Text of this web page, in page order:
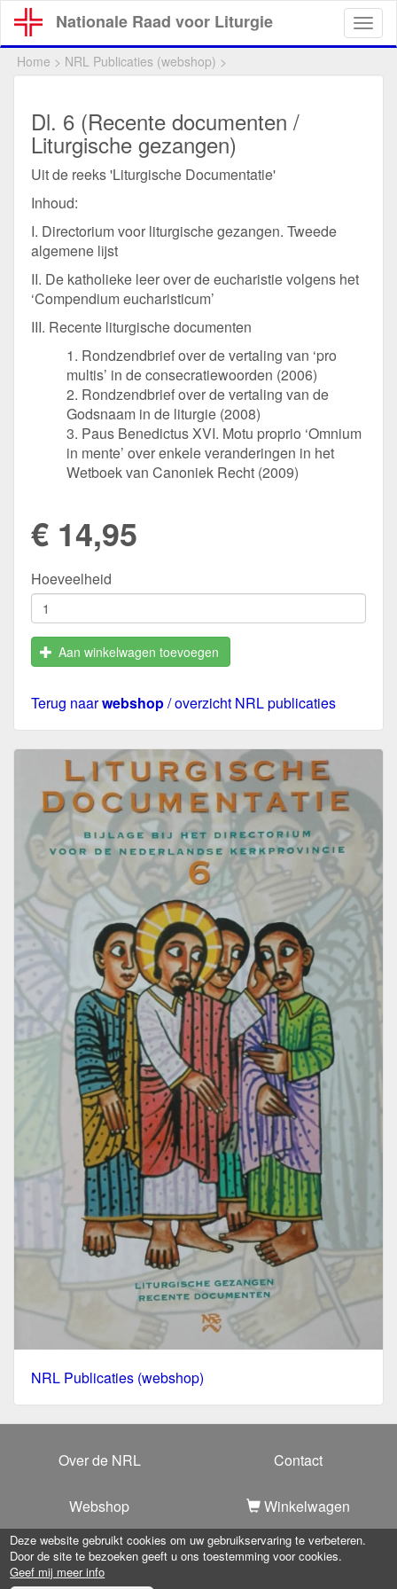
Overslaan
en
naar
Nationale Raad voor Liturgie
Home > NRL Publicaties (webshop) >
Dl. 6 (Recente documenten /
Liturgische gezangen)
Uit de reeks 'Liturgische Documentatie'
Inhoud:
I. Directorium voor liturgische gezangen. Tweede
algemene lijst
II. De katholieke leer over de eucharistie volgens het
‘Compendium eucharisticum’
III. Recente liturgische documenten
1. Rondzendbrief over de vertaling van ‘pro
multis’ in de consecratiewoorden (2006)
2. Rondzendbrief over de vertaling van de
Godsnaam in de liturgie (2008)
3. Paus Benedictus XVI. Motu proprio ‘Omnium
in mente’ over enkele veranderingen in het
Wetboek van Canoniek Recht (2009)
€ 14,95
Hoeveelheid
Aan winkelwagen toevoegen
Terug naarwebshop/ overzicht NRL publicaties
NRL Publicaties (webshop)
Over de NRL Contact
Webshop Winkelwagen
Copyright 2025 - Nationale Raad voor Liturgie-Privacy
Deze website gebruikt cookies om uw gebruikservaring te verbeteren.
Door de site te bezoeken geeft u ons toestemming voor cookies.
Geef mij meer info